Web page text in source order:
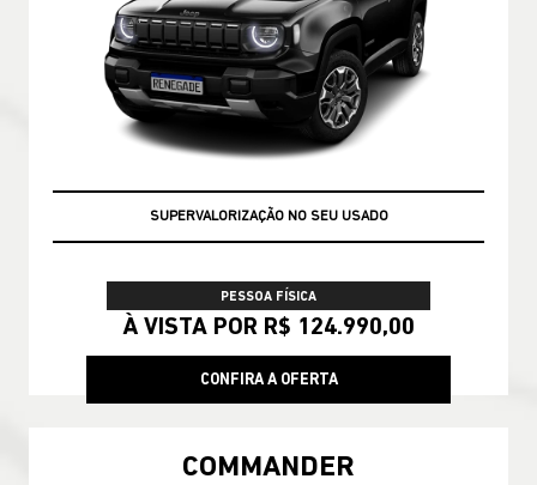
SUPERVALORIZAÇÃO NO SEU USADO
PESSOA FÍSICA
À VISTA POR R$ 124.990,00
CONFIRA A OFERTA
COMMANDER